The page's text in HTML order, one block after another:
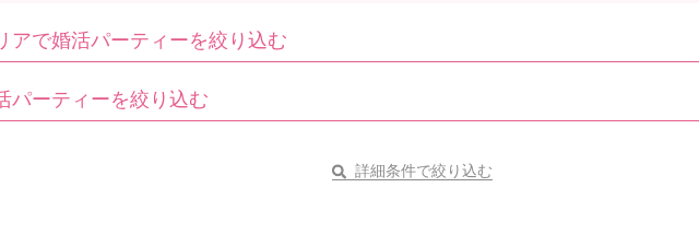
アで婚活パーティーを絞り込む
パーティーを絞り込む
詳細条件で絞り込む